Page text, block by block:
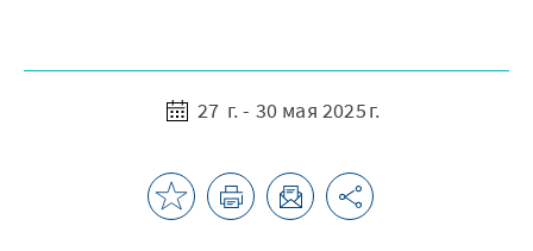
27 г. - 30 мая 2025 г.